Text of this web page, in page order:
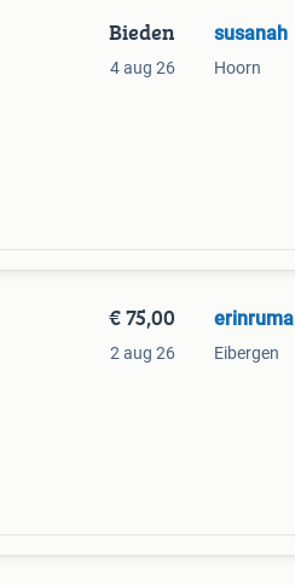
Bieden
4 aug 26
susanah
Hoorn
€ 75,00
2 aug 26
erinruma
Eibergen